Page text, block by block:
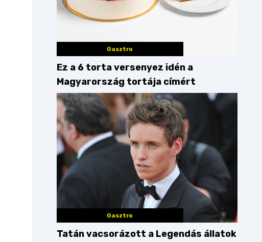
Gasztro
Ez a 6 torta versenyez idén a
Magyarország tortája címért
Gasztro
Tatán vacsorázott a Legendás állatok